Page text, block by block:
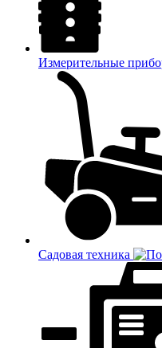
Измерительные
Садовая техника